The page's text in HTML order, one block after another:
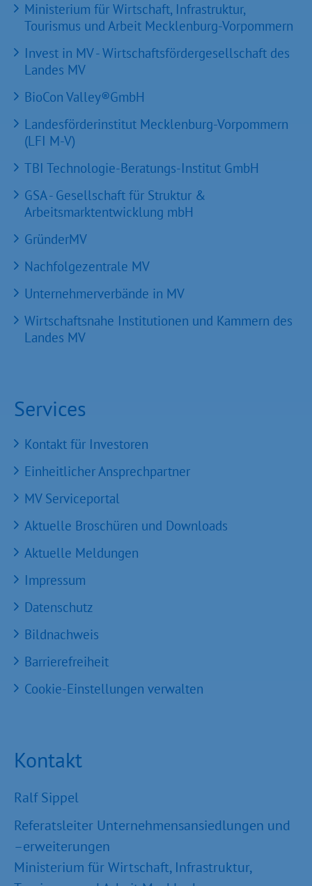
Ministerium für Wirtschaft, Infrastruktur,
Tourismus und Arbeit Mecklenburg-Vorpommern
Invest in MV - Wirtschaftsfördergesellschaft des
Landes MV
BioCon Valley®GmbH
Landesförderinstitut Mecklenburg-Vorpommern
(LFI M-V)
TBI Technologie-Beratungs-Institut GmbH
GSA - Gesellschaft für Struktur &
Arbeitsmarktentwicklung mbH
GründerMV
Nachfolgezentrale MV
Unternehmerverbände in MV
Wirtschaftsnahe Institutionen und Kammern des
Landes MV
Services
Kontakt für Investoren
Einheitlicher Ansprechpartner
MV Serviceportal
Aktuelle Broschüren und Downloads
Aktuelle Meldungen
Impressum
Datenschutz
Bildnachweis
Barrierefreiheit
Cookie-Einstellungen verwalten
Kontakt
Ralf Sippel
Referatsleiter Unternehmensansiedlungen und
–erweiterungen
Ministerium für Wirtschaft, Infrastruktur,